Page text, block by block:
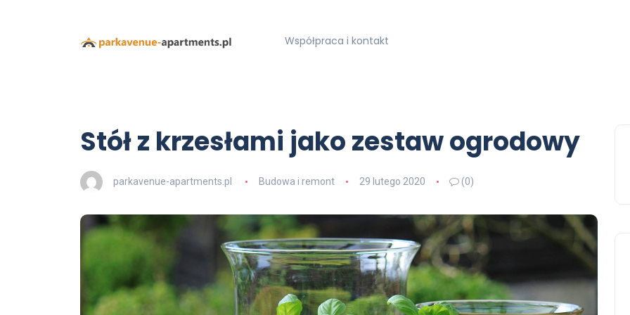
Współpraca i kontakt
Stół z krzesłami jako zestaw ogrodowy
parkavenue-apartments.pl Budowa i remont 29 lutego 2020 (0)